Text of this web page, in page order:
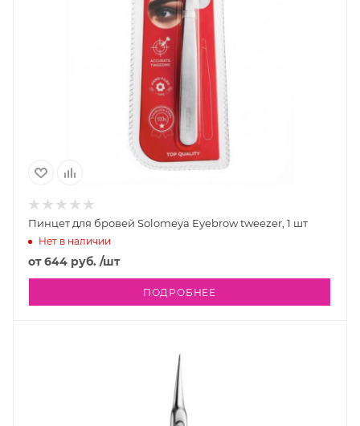
Пинцет для бровей Solomeya Eyebrow tweezer, 1 шт
Нет в наличии
от644 руб. /шт
ПОДРОБНЕЕ